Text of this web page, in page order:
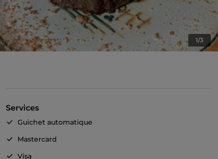
1/3
Services
Guichet automatique
Mastercard
Visa